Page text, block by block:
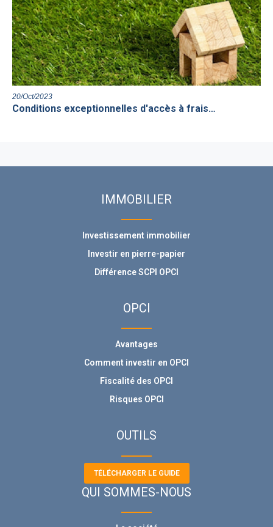
20/Oct/2023
Conditions exceptionnelles d'accès à frais…
IMMOBILIER
Investissement immobilier
Investir en pierre-papier
Différence SCPI OPCI
OPCI
Avantages
Comment investir en OPCI
Fiscalité des OPCI
Risques OPCI
OUTILS
TÉLÉCHARGER LE GUIDE
QUI SOMMES-NOUS